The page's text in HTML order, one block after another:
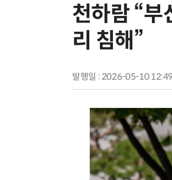
천하람 “부
리 침해”
발행일 : 2026-05-10 12:49